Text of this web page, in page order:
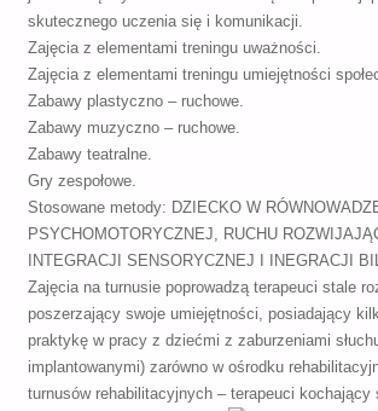
skutecznego uczenia się i komunikacji.
Zajęcia z elementami treningu uważności.
Zajęcia z elementami treningu umiejętności
Zabawy plastyczno – ruchowe.
Zabawy muzyczno – ruchowe.
Zabawy teatralne.
Gry zespołowe.
Stosowane metody: DZIECKO W
PSYCHOMOTORYCZNEJ, RUCHU
INTEGRACJI SENSORYCZNEJ I INEGRACJI
Zajęcia na turnusie poprowadzą terapeuci stale
poszerzający swoje umiejętności, posiadający
praktykę w pracy z dziećmi z zaburzeniami
implantowanymi) zarówno w ośrodku
turnusów rehabilitacyjnych – terapeuci kochający